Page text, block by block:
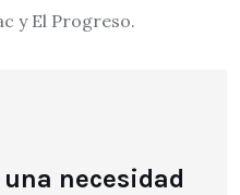
y El Progreso.
necesidad